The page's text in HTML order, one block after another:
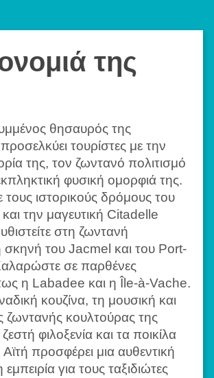
της
θησαυρός της
τουρίστες με την
της, τον ζωντανό πολιτισμό
φυσική ομορφιά της.
τους ιστορικούς δρόμους του
την μαγευτική Citadelle
στη ζωντανή
σκηνή του Jacmel και του Port-
σε παρθένες
η Labadee και η Île-à-Vache.
κουζίνα, τη μουσική και
ζωντανής κουλτούρας της
φιλοξενία και τα ποικίλα
προσφέρει μια αυθεντική
για τους ταξιδιώτες